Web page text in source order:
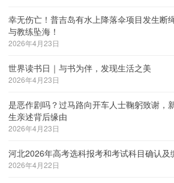
幸无伤亡！普吉岛有水上降落伞项目发生断
与教练坠海！
2026年4月23日
世界读书日｜与书为伴，发现生活之美
2026年4月23日
是恶作剧吗？过马路向开车人士鞠躬致谢，
生亲述背后缘由
2026年4月23日
河北2026年高考选科报考和考试科目确认及
2026年4月22日